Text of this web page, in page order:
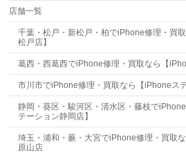
店舗一覧
千葉・松戸・新松戸・柏でiPhone修理・買
松戸店】
葛西・西葛西でiPhone修理・買取なら【
市川市でiPhone修理・買取なら【iPhoneス
静岡・葵区・駿河区・清水区・藤枝で
テーション静岡店】
埼玉・浦和・蕨・大宮でiPhone修理・買取
原山店